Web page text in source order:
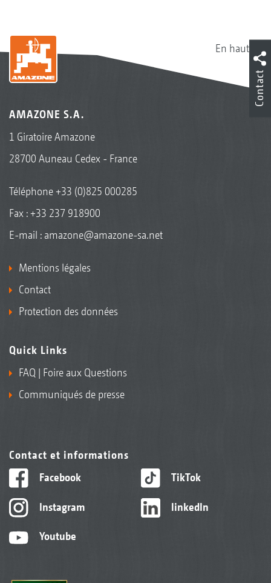
En haut
AMAZONE S.A.
1 Giratoire Amazone
28700 Auneau Cedex - France
Téléphone+33 (0)825 000285
Fax : +33 237 918900
E-mail : amazone@amazone-sa.net
Mentions légales
Contact
Protection des données
Quick Links
FAQ | Foire aux Questions
Communiqués de presse
Contact et informations
Facebook
Instagram
Youtube
TikTok
linkedIn
Contact